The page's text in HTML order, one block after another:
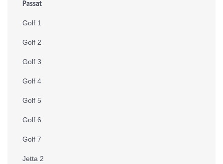
Passat
Golf 1
Golf 2
Golf 3
Golf 4
Golf 5
Golf 6
Golf 7
Jetta 2